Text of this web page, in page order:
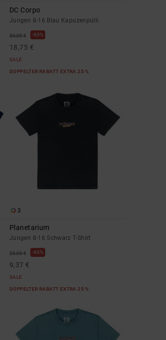
DC Corpo
Jungen 8-16 Blau Kapuzenpulli
50,00 € 63%
18,75 €
SALE
DOPPELTER RABATT EXTRA 25 %
3
Planetarium
Jungen 8-16 Schwarz T-Shirt
25,00 € 63%
9,37 €
SALE
DOPPELTER RABATT EXTRA 25 %